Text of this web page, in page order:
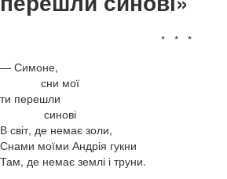
* * *
— Симоне,
сни мої
ти перешли
синові
В світ, де немає золи,
Снами моїми Андрія гукни
Там, де немає землі і труни.